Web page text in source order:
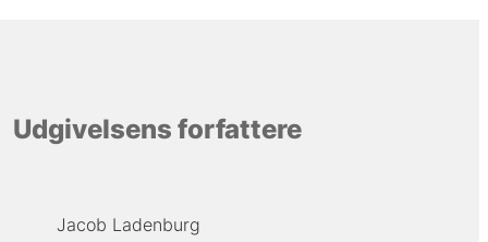
Udgivelsens forfattere
Jacob Ladenburg